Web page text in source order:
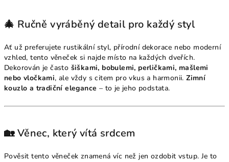
🎄 Ručně vyráběný detail pro každý styl
Ať už preferujete rustikální styl, přírodní dekorace nebo moderní
vzhled, tento věneček si najde místo na každých dveřích.
Dekorován je často šiškami, bobulemi, perličkami, mašlemi
nebo vločkami, ale vždy s citem pro vkus a harmonii.Zimní
kouzlo a tradiční elegance – to je jeho podstata.
🏡 Věnec, který vítá srdcem
Pověsit tento věneček znamená víc než jen ozdobit vstup. Je to